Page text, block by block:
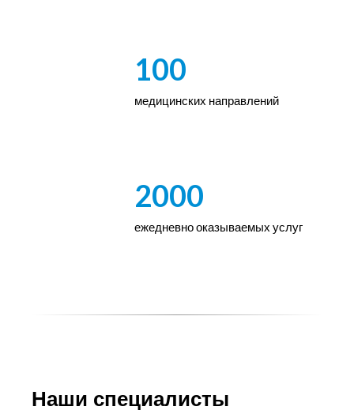
100
медицинских направлений
2000
ежедневно оказываемых услуг
Наши специалисты